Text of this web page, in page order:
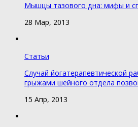
Мышцы тазового дна: мифы и
28 Мар, 2013
Статьи
Случай йогатерапевтической
грыжами шейного отдела
15 Апр, 2013